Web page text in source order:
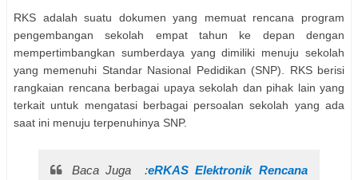
RKS adalah suatu dokumen yang memuat rencana program
pengembangan sekolah empat tahun ke depan dengan
mempertimbangkan sumberdaya yang dimiliki menuju sekolah
yang memenuhi Standar Nasional Pedidikan (SNP). RKS berisi
rangkaian rencana berbagai upaya sekolah dan pihak lain yang
terkait untuk mengatasi berbagai persoalan sekolah yang ada
saat ini menuju terpenuhinya SNP.
Baca Juga :eRKAS Elektronik Rencana